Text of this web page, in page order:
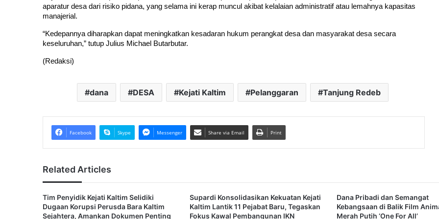
aparatur desa dari risiko pidana, yang selama ini kerap muncul akibat kelalaian administratif atau lemahnya kapasitas
manajerial.
“Kedepannya diharapkan dapat meningkatkan kesadaran hukum perangkat desa dan masyarakat desa secara
keseluruhan,” tutup Julius Michael Butarbutar.
(Redaksi)
dana DESA Kejati Kaltim Pelanggaran Tanjung Redeb
Facebook Skype Messenger Share via Email Print
Related Articles
Tim Penyidik Kejati Kaltim Selidiki
Dugaan Korupsi Perusda Bara Kaltim
Sejahtera, Amankan Dokumen Penting
Supardi Konsolidasikan Kekuatan Kejati
Kaltim Lantik 11 Pejabat Baru, Tegaskan
Fokus Kawal Pembangunan IKN
Dana Pribadi dan Semangat
Kebangsaan di Balik Film
Merah Putih ‘One For All’